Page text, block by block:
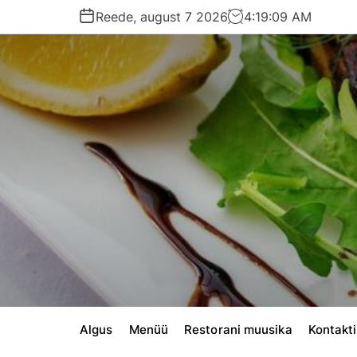
i
p
t
o
e
Reede, august 7 2026 4:19:11 AM
Algus Menüü Restorani muusika